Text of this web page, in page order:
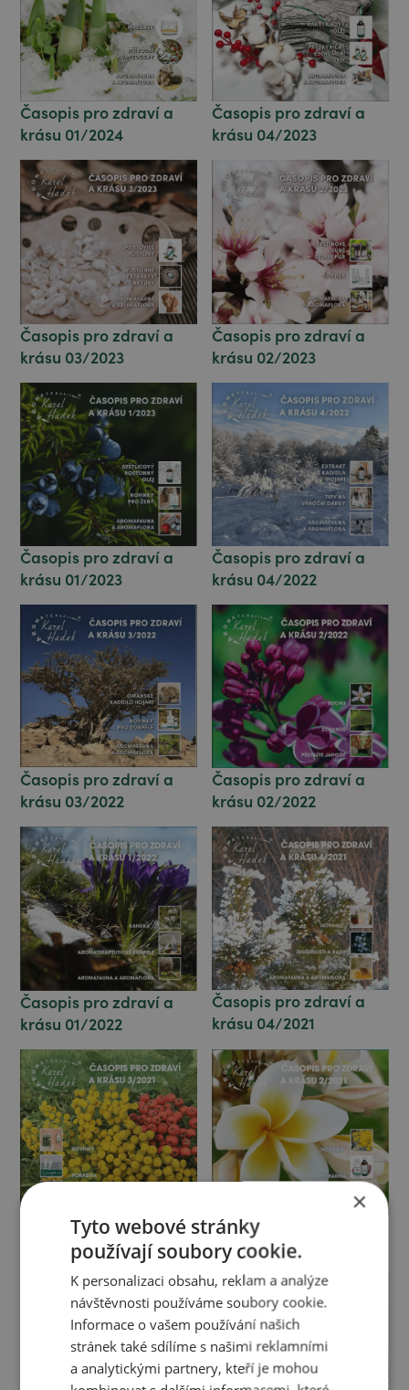
Časopis pro zdraví a
krásu 01/2024
Časopis pro zdraví a
krásu 04/2023
Časopis pro zdraví a
krásu 03/2023
Časopis pro zdraví a
krásu 02/2023
Časopis pro zdraví a
krásu 01/2023
Časopis pro zdraví a
krásu 04/2022
Časopis pro zdraví a
krásu 03/2022
Časopis pro zdraví a
krásu 02/2022
Časopis pro zdraví a
krásu 01/2022
Časopis pro zdraví a
krásu 04/2021
Časopis pro zdraví a
krásu 03/2021
Časopis pro zdraví a
krásu 02/2021
×
Tyto webové stránky
používají soubory cookie.
K personalizaci obsahu, reklam a analýze
návštěvnosti používáme soubory cookie.
Informace o vašem používání našich
stránek také sdílíme s našimi reklamními
a analytickými partnery, kteří je mohou